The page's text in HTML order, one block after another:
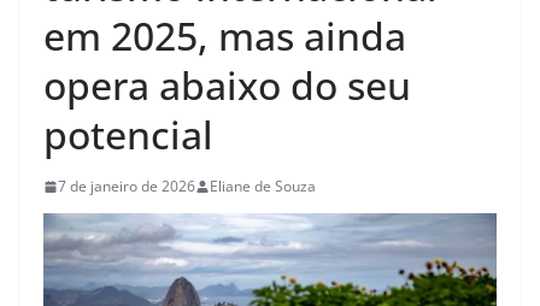
em 2025, mas ainda
opera abaixo do seu
potencial
7 de janeiro de 2026 Eliane de Souza